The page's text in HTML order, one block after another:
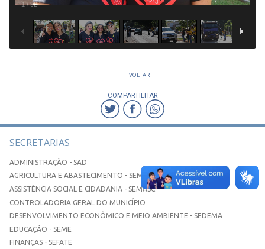
1/92
VOLTAR
COMPARTILHAR
SECRETARIAS
ADMINISTRAÇÃO - SAD
AGRICULTURA E ABASTECIMENTO - SEMAA
ASSISTÊNCIA SOCIAL E CIDADANIA - SEMASC
CONTROLADORIA GERAL DO MUNICÍPIO
DESENVOLVIMENTO ECONÔMICO E MEIO AMBIENTE - SEDEMA
EDUCAÇÃO - SEME
FINANÇAS - SEFATE